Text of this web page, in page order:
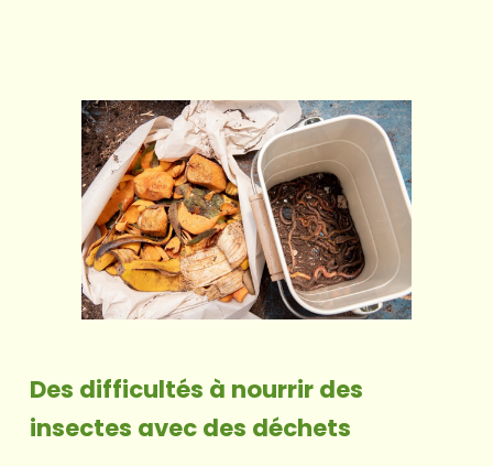
Des difficultés à nourrir des
insectes avec des déchets